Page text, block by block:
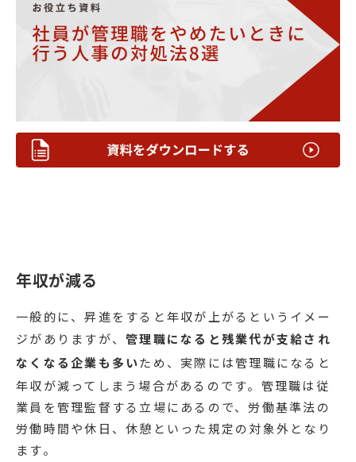
年収が減る
一般的に、昇進をすると年収が上がるというイメー
ジがありますが、 管理職になると残業代が支給され
なくなる企業も多いため、実際には管理職になると
年収が減ってしまう場合があるのです。管理職は従
業員を管理監督する立場にあるので、労働基準法の
労働時間や休日、休憩といった規定の対象外となり
ます。